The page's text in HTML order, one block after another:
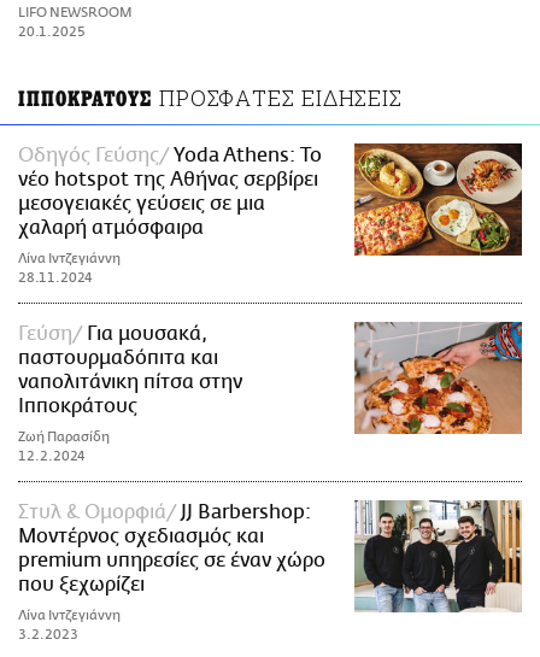
PRINT
LIFO NEWSROOM
20.1.2025
ΙΠΠΟΚΡΑΤΟΥΣ ΠΡΟΣΦΑΤΕΣ ΕΙΔΗΣΕΙΣ
Οδηγός Γεύσης
Yoda Athens: Το
νέο hotspot της Αθήνας σερβίρει
μεσογειακές γεύσεις σε μια
χαλαρή ατμόσφαιρα
Λίνα Ιντζεγιάννη
28.11.2024
Γεύση
Για μουσακά,
παστουρμαδόπιτα και
ναπολιτάνικη πίτσα στην
Ιπποκράτους
Ζωή Παρασίδη
12.2.2024
Στυλ & Ομορφιά
JJ Barbershop:
Μοντέρνος σχεδιασμός και
premium υπηρεσίες σε έναν χώρο
που ξεχωρίζει
Λίνα Ιντζεγιάννη
3.2.2023